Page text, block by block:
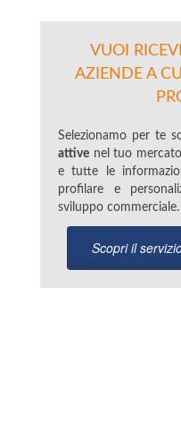
VUOI
AZIENDE A
Selezionamo per te
attive nel tuo
e tutte le
profilare e
sviluppo commerciale.
Scopri il